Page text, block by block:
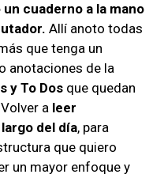
cuaderno a la mano
Allí anoto todas
que tenga un
anotaciones de la
y To Dos que quedan
a leer
del día, para
que quiero
un mayor enfoque y